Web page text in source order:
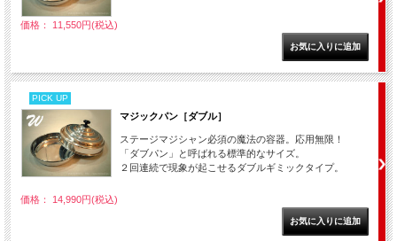
価格： 11,550円(税込)
PICK UP
マジックパン［ダブル］
ステージマジシャン必須の魔法の容器。応用無限！
「ダブパン」と呼ばれる標準的なサイズ。
２回連続で現象が起こせるダブルギミックタイプ。
価格： 14,990円(税込)